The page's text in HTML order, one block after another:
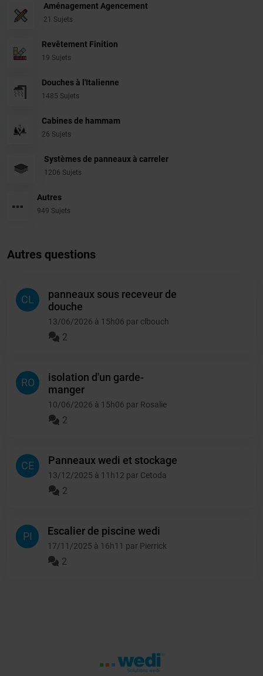
Aménagement Agencement
21 Sujets
Revêtement Finition
19 Sujets
Douches à l'Italienne
1485 Sujets
Cabines de hammam
26 Sujets
Systèmes de panneaux à carreler
1206 Sujets
Autres
949 Sujets
Autres questions
CL
panneaux sous receveur de
douche
13/06/2026 à 15h06 par clbouch
2
RO
isolation d'un garde-
manger
10/06/2026 à 15h06 par Rosalie
2
CE Panneaux wedi et stockage
13/12/2025 à 11h12 par Cetoda
2
PI Escalier de piscine wedi
17/11/2025 à 16h11 par Pierrick
2